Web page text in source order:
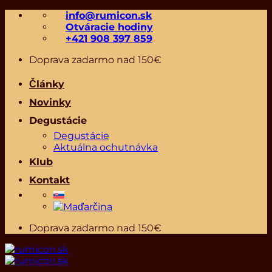
Skip
content
info@rumicon.sk
Otváracie hodiny
+421 908 397 859
Doprava zadarmo nad 150€
Články
Novinky
Degustácie
Degustácie
Aktuálna ochutnávka
Klub
Kontakt
Doprava zadarmo nad 150€